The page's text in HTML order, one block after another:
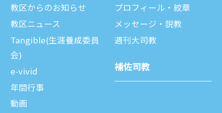
教区からのお知らせ
教区ニュース
Tangible(生涯養成委員
会)
e-vivid
年間⾏事
動画
プロフィール・紋章
メッセージ・説教
週刊⼤司教
補佐司教